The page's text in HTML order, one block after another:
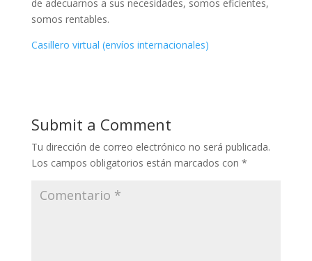
de adecuarnos a sus necesidades, somos eficientes,
somos rentables.
Casillero virtual (envíos internacionales)
Submit a Comment
Tu dirección de correo electrónico no será publicada.
Los campos obligatorios están marcados con *